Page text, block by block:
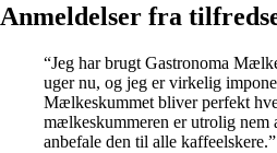
Anmeldelser fra
“Jeg har brugt Gastronoma
uger nu, og jeg er virkelig
Mælkeskummet bliver perfekt
mælkeskummeren er utrolig nem
anbefale den til alle